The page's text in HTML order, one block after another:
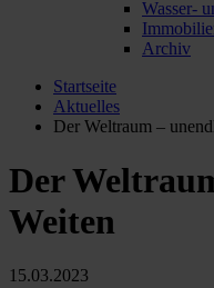
Wasser-
Archiv
Startseite
Aktuelles
Der Weltraum –
Der
Weiten
15.03.2023